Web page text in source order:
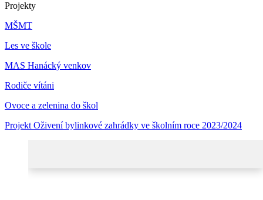
Projekty
MŠMT
Les ve škole
MAS Hanácký venkov
Rodiče vítáni
Ovoce a zelenina do škol
Projekt Oživení bylinkové zahrádky ve školním roce 2023/2024